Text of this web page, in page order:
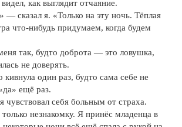
как выглядит отчаяние.
сказал я. «Только на эту ночь. Тёплая
что-нибудь придумаем, когда будем
так, будто доброта — это ловушка,
не доверять.
один раз, будто сама себе не
ещё раз.
чувствовал себя больным от страха.
незнакомку. Я принёс младенца в